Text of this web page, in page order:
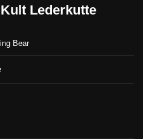
Lederkutte
Bear